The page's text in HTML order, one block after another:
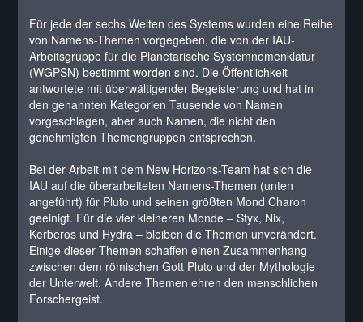
Für jede der sechs Welten des Systems wurden eine Reihe
von Namens-Themen vorgegeben, die von der IAU-
Arbeitsgruppe für die Planetarische Systemnomenklatur
(WGPSN) bestimmt worden sind. Die Öffentlichkeit
antwortete mit überwältigender Begeisterung und hat in
den genannten Kategorien Tausende von Namen
vorgeschlagen, aber auch Namen, die nicht den
genehmigten Themengruppen entsprechen.
Bei der Arbeit mit dem New Horizons-Team hat sich die
IAU auf die überarbeiteten Namens-Themen (unten
angeführt) für Pluto und seinen größten Mond Charon
geeinigt. Für die vier kleineren Monde – Styx, Nix,
Kerberos und Hydra – bleiben die Themen unverändert.
Einige dieser Themen schaffen einen Zusammenhang
zwischen dem römischen Gott Pluto und der Mythologie
der Unterwelt. Andere Themen ehren den menschlichen
Forschergeist.